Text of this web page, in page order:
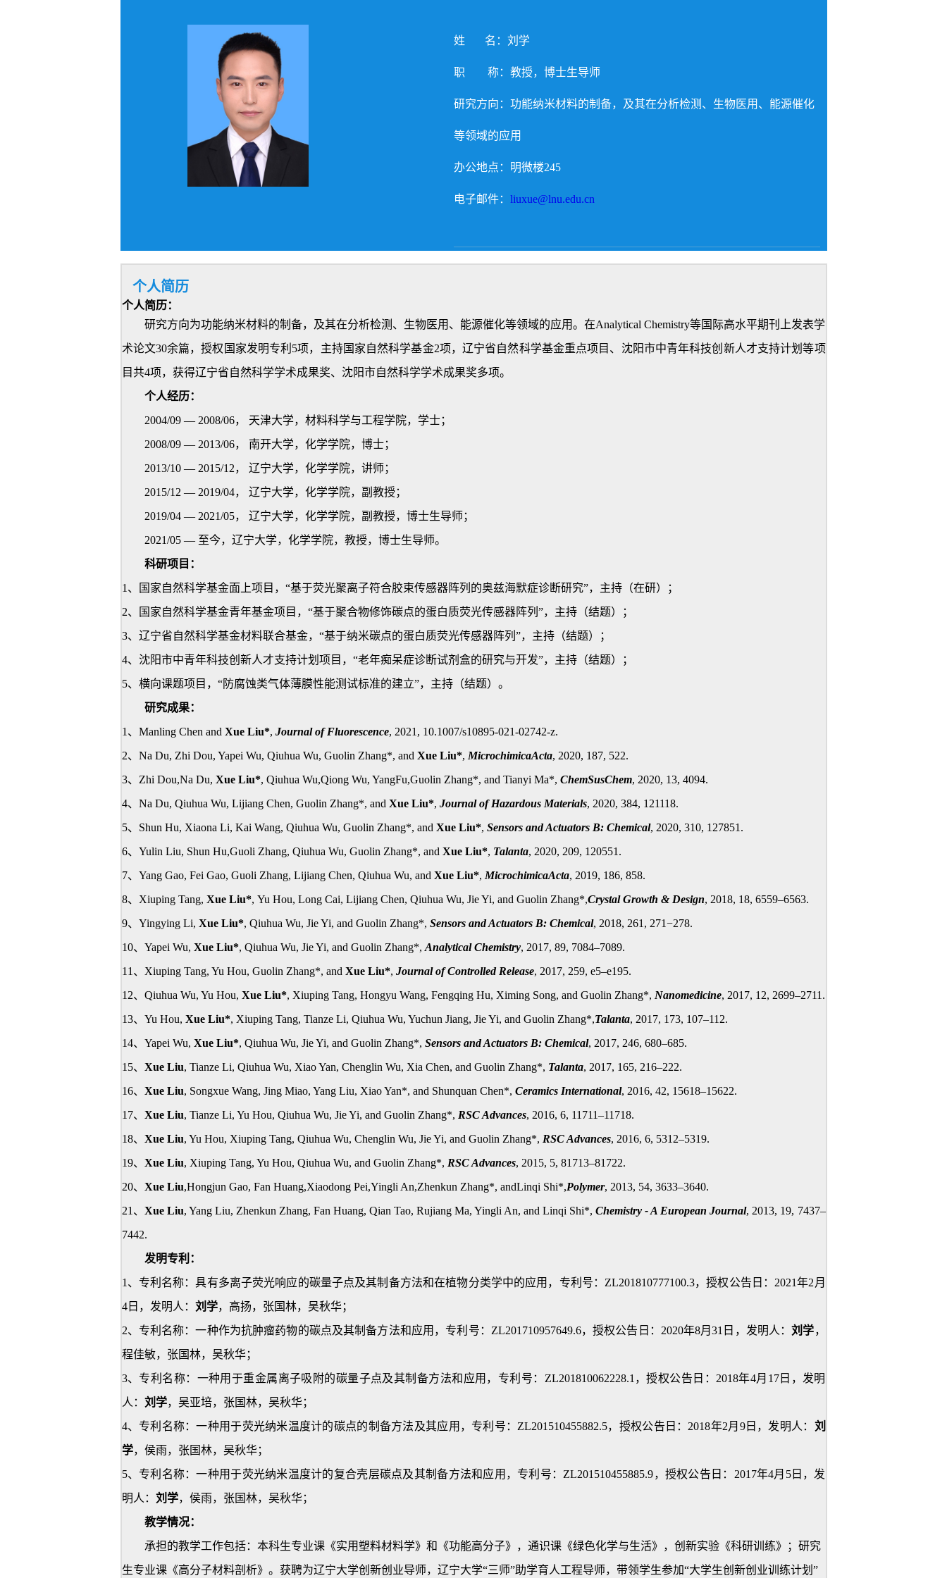
姓 名：刘学
职 称：教授，博士生导师
研究方向：功能纳米材料的制备，及其在分析检测、生物医用、能源催化
等领域的应用
办公地点：明微楼245
电子邮件： liuxue@lnu.edu.cn
个人简历
个人简历：
研究方向为功能纳米材料的制备，及其在分析检测、生物医用、能源催化等领域的应用。在Analytical Chemistry等国际高水平期刊上发表学
术论文30余篇，授权国家发明专利5项，主持国家自然科学基金2项，辽宁省自然科学基金重点项目、沈阳市中青年科技创新人才支持计划等项
目共4项，获得辽宁省自然科学学术成果奖、沈阳市自然科学学术成果奖多项。
个人经历：
2004/09 — 2008/06， 天津大学，材料科学与工程学院，学士；
2008/09 — 2013/06， 南开大学，化学学院，博士；
2013/10 — 2015/12， 辽宁大学，化学学院，讲师；
2015/12 — 2019/04， 辽宁大学，化学学院，副教授；
2019/04 — 2021/05， 辽宁大学，化学学院，副教授，博士生导师；
2021/05 — 至今，辽宁大学，化学学院，教授，博士生导师。
科研项目：
1 、国家自然科学基金面上项目，“基于荧光聚离子符合胶束传感器阵列的奥兹海默症诊断研究”，主持（在研）；
2、国家自然科学基金青年基金项目，“基于聚合物修饰碳点的蛋白质荧光传感器阵列”，主持（结题）；
3、辽宁省自然科学基金材料联合基金，“基于纳米碳点的蛋白质荧光传感器阵列”，主持（结题）；
4、沈阳市中青年科技创新人才支持计划项目，“老年痴呆症诊断试剂盒的研究与开发”，主持（结题）；
5、横向课题项目，“防腐蚀类气体薄膜性能测试标准的建立”，主持（结题）。
研究成果：
1 、Manling Chen and Xue Liu*, Journal of Fluorescence, 2021, 10.1007/s10895-021-02742-z.
2、Na Du, Zhi Dou, Yapei Wu, Qiuhua Wu, Guolin Zhang*, and Xue Liu*, MicrochimicaActa, 2020, 187, 522.
3、 Zhi Dou,Na Du, Xue Liu*, Qiuhua Wu,Qiong Wu, YangFu,Guolin Zhang*, and Tianyi Ma*, ChemSusChem, 2020, 13, 4094.
4、Na Du, Qiuhua Wu, Lijiang Chen, Guolin Zhang*, and Xue Liu*, Journal of Hazardous Materials, 2020, 384, 121118.
5、Shun Hu, Xiaona Li, Kai Wang, Qiuhua Wu, Guolin Zhang*, and Xue Liu*, Sensors and Actuators B: Chemical, 2020, 310, 127851.
6、Yulin Liu, Shun Hu,Guoli Zhang, Qiuhua Wu, Guolin Zhang*, and Xue Liu*, Talanta, 2020, 209, 120551 .
7、Yang Gao, Fei Gao, Guoli Zhang, Lijiang Chen, Qiuhua Wu, and Xue Liu*, MicrochimicaActa, 2019, 186, 858.
8、Xiuping Tang, Xue Liu*, Yu Hou, Long Cai, Lijiang Chen, Qiuhua Wu, Jie Yi, and Guolin Zhang*,Crystal Growth & Design, 2018, 18, 6559–6563.
9、Yingying Li, Xue Liu*, Qiuhua Wu, Jie Yi, and Guolin Zhang*, Sensors and Actuators B: Chemical, 2018, 261, 271−278.
10、Yapei Wu, Xue Liu*, Qiuhua Wu, Jie Yi, and Guolin Zhang*, Analytical Chemistry, 2017, 89, 7084–7089.
11 、Xiuping Tang, Yu Hou, Guolin Zhang*, and Xue Liu*, Journal of Controlled Release, 2017, 259, e5–e195.
12、Qiuhua Wu, Yu Hou, Xue Liu*, Xiuping Tang, Hongyu Wang, Fengqing Hu, Ximing Song, and Guolin Zhang*, Nanomedicine, 2017, 12, 2699–2711.
13、Yu Hou, Xue Liu*, Xiuping Tang, Tianze Li, Qiuhua Wu, Yuchun Jiang, Jie Yi, and Guolin Zhang*,Talanta, 2017, 173, 107–112.
14、Yapei Wu, Xue Liu*, Qiuhua Wu, Jie Yi, and Guolin Zhang*, Sensors and Actuators B: Chemical, 2017, 246, 680–685.
15、 Xue Liu, Tianze Li, Qiuhua Wu, Xiao Yan, Chenglin Wu, Xia Chen, and Guolin Zhang*, Talanta, 2017, 165, 216–222.
16、 Xue Liu, Songxue Wang, Jing Miao, Yang Liu, Xiao Yan*, and Shunquan Chen*, Ceramics International, 2016, 42, 15618–15622.
17、 Xue Liu, Tianze Li, Yu Hou, Qiuhua Wu, Jie Yi, and Guolin Zhang*, RSC Advances, 2016, 6, 11711–11718.
18、 Xue Liu, Yu Hou, Xiuping Tang, Qiuhua Wu, Chenglin Wu, Jie Yi, and Guolin Zhang*, RSC Advances, 2016, 6, 5312–5319.
19、 Xue Liu, Xiuping Tang, Yu Hou, Qiuhua Wu, and Guolin Zhang*, RSC Advances, 2015, 5, 81713–81722.
20、 Xue Liu,Hongjun Gao, Fan Huang,Xiaodong Pei,Yingli An,Zhenkun Zhang*, andLinqi Shi*,Polymer, 2013, 54, 3633–3640.
21 、 Xue Liu, Yang Liu, Zhenkun Zhang, Fan Huang, Qian Tao, Rujiang Ma, Yingli An, and Linqi Shi*,Chemistry - A European Journal, 2013, 19, 7437–
7442.
发明专利：
1 、专利名称：具有多离子荧光响应的碳量子点及其制备方法和在植物分类学中的应用，专利号：ZL201810777100.3，授权公告日：2021年2月
4日，发明人： 刘学，高扬，张国林，吴秋华；
2、专利名称：一种作为抗肿瘤药物的碳点及其制备方法和应用，专利号：ZL201710957649.6，授权公告日：2020年8月31日，发明人：刘学，
程佳敏，张国林，吴秋华；
3、专利名称：一种用于重金属离子吸附的碳量子点及其制备方法和应用，专利号：ZL201810062228.1，授权公告日：2018年4月17日，发明
人： 刘学，吴亚培，张国林，吴秋华；
4、专利名称：一种用于荧光纳米温度计的碳点的制备方法及其应用，专利号：ZL201510455882.5，授权公告日：2018年2月9日，发明人： 刘
学，侯雨，张国林，吴秋华；
5、专利名称：一种用于荧光纳米温度计的复合壳层碳点及其制备方法和应用，专利号：ZL201510455885.9，授权公告日：2017年4月5日，发
明人： 刘学，侯雨，张国林，吴秋华；
教学情况：
承担的教学工作包括：本科生专业课《实用塑料材料学》和《功能高分子》，通识课《绿色化学与生活》，创新实验《科研训练》；研究
生专业课《高分子材料剖析》。获聘为辽宁大学创新创业导师，辽宁大学“三师”助学育人工程导师，带领学生参加“大学生创新创业训练计划”